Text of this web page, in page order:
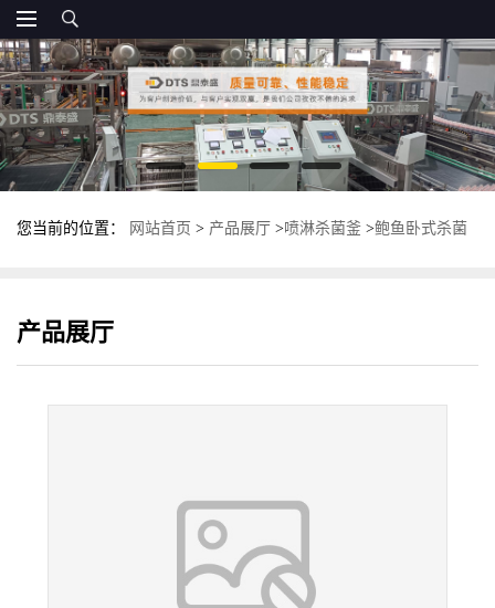
您当前的位置： 网站首页 > 产品展厅 >喷淋杀菌釜 >鲍鱼卧式杀菌
产品展厅